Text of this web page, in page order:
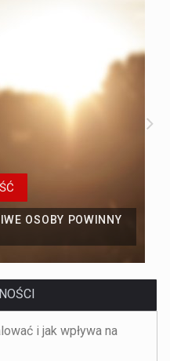
OSOBY POWINNY
i jak wpływa na